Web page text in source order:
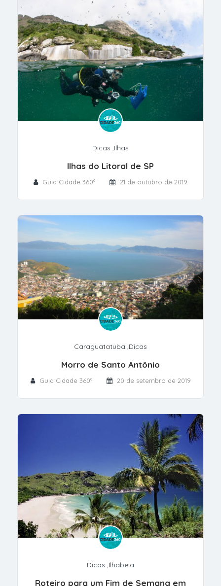
Dicas ,Ilhas
Ilhas do Litoral de SP
Guia Cidade 360º 21 de outubro de 2019
Caraguatatuba ,Dicas
Morro de Santo Antônio
Guia Cidade 360º 20 de setembro de 2019
Dicas Ilhabela
Roteiro para um Fim de Semana em